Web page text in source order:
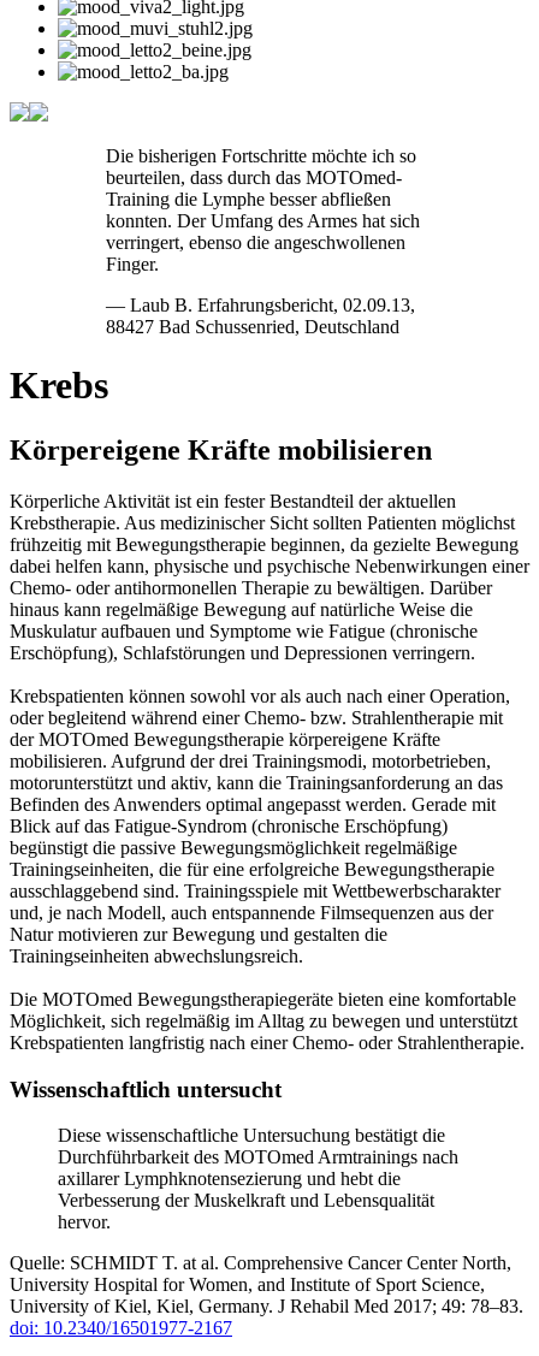
Die bisherigen Fortschritte möchte ich so
beurteilen, dass durch das MOTOmed-
Training die Lymphe besser abfließen
konnten. Der Umfang des Armes hat sich
verringert, ebenso die angeschwollenen
Finger.
— Laub B. Erfahrungsbericht, 02.09.13,
88427 Bad Schussenried, Deutschland
Krebs
Körpereigene Kräfte mobilisieren
Körperliche Aktivität ist ein fester Bestandteil der aktuellen
Krebstherapie. Aus medizinischer Sicht sollten Patienten möglichst
frühzeitig mit Bewegungstherapie beginnen, da gezielte Bewegung
dabei helfen kann, physische und psychische Nebenwirkungen einer
Chemo- oder antihormonellen Therapie zu bewältigen. Darüber
hinaus kann regelmäßige Bewegung auf natürliche Weise die
Muskulatur aufbauen und Symptome wie Fatigue (chronische
Erschöpfung), Schlafstörungen und Depressionen verringern.
Krebspatienten können sowohl vor als auch nach einer Operation,
oder begleitend während einer Chemo- bzw. Strahlentherapie mit
der MOTOmed Bewegungstherapie körpereigene Kräfte
mobilisieren. Aufgrund der drei Trainingsmodi, motorbetrieben,
motorunterstützt und aktiv, kann die Trainingsanforderung an das
Befinden des Anwenders optimal angepasst werden. Gerade mit
Blick auf das Fatigue-Syndrom (chronische Erschöpfung)
begünstigt die passive Bewegungsmöglichkeit regelmäßige
Trainingseinheiten, die für eine erfolgreiche Bewegungstherapie
ausschlaggebend sind. Trainingsspiele mit Wettbewerbscharakter
und, je nach Modell, auch entspannende Filmsequenzen aus der
Natur motivieren zur Bewegung und gestalten die
Trainingseinheiten abwechslungsreich.
Die MOTOmed Bewegungstherapiegeräte bieten eine komfortable
Möglichkeit, sich regelmäßig im Alltag zu bewegen und unterstützt
Krebspatienten langfristig nach einer Chemo- oder Strahlentherapie.
Wissenschaftlich untersucht
Diese wissenschaftliche Untersuchung bestätigt die
Durchführbarkeit des MOTOmed Armtrainings nach
axillarer Lymphknotensezierung und hebt die
Verbesserung der Muskelkraft und Lebensqualität
hervor.
Quelle: SCHMIDT T. at al. Comprehensive Cancer Center North,
University Hospital for Women, and Institute of Sport Science,
University of Kiel, Kiel, Germany. J Rehabil Med 2017; 49: 78–83.
doi: 10.2340/16501977-2167